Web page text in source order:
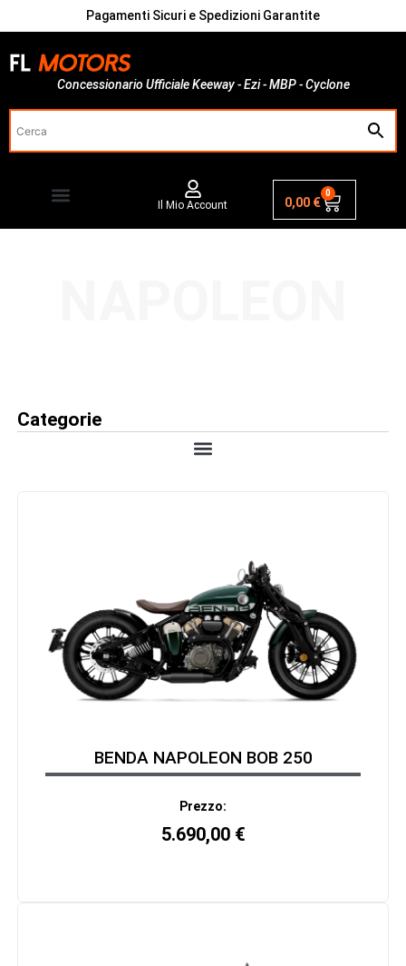
Pagamenti Sicuri e Spedizioni Garantite
Concessionario Ufficiale Keeway - Ezi - MBP - Cyclone
Il Mio Account 0,00 €
0
Categorie
BENDA NAPOLEON BOB 250
Prezzo:
5.690,00 €